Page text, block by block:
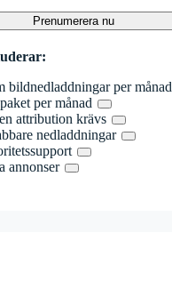
Prenumerera nu
bildnedladdningar per månad
per månad
attribution krävs
nedladdningar
annonser